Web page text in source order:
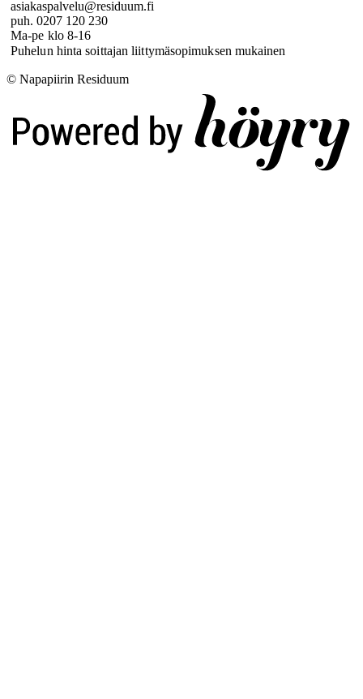
asiakaspalvelu@residuum.fi
puh. 0207 120 230
Ma-pe klo 8-16
Puhelun hinta soittajan liittymäsopimuksen mukainen
© Napapiirin Residuum